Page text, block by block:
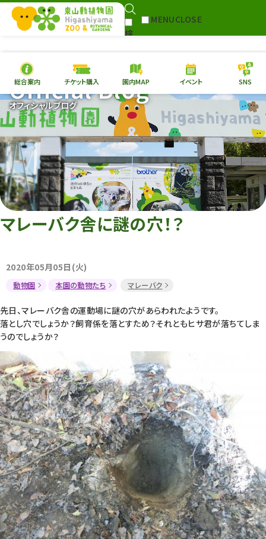
検
MENUCLOSE
本日の開園情報 チケ
園内MAP イベント
総合案内
動物園 植物園
再生プラン
東山動植物園
への支援
環境教育
総合案内 チケット購入 園内MAP イベント SNS
オフィシャルブログ
Official Blog
マレーバク舎に謎の穴！？
2020年05月05日(火)
動物園 本園の動物たち マレーバク
先日、マレーバク舎の運動場に謎の穴があらわれたようです。
落とし穴でしょうか？飼育係を落とすため？それともヒサ君が落ちてしま
うのでしょうか？